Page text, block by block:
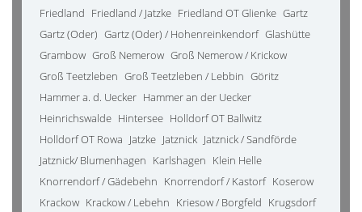
Friedland Friedland / Jatzke Friedland OT Glienke Gartz
Gartz (Oder) Gartz (Oder) / Hohenreinkendorf Glashütte
Grambow Groß Nemerow Groß Nemerow / Krickow
Groß Teetzleben Groß Teetzleben / Lebbin Göritz
Hammer a. d. Uecker Hammer an der Uecker
Heinrichswalde Hintersee Holldorf OT Ballwitz
Holldorf OT Rowa Jatzke Jatznick Jatznick / Sandförde
Jatznick/ Blumenhagen Karlshagen Klein Helle
Knorrendorf / Gädebehn Knorrendorf / Kastorf Koserow
Krackow Krackow / Lebehn Kriesow / Borgfeld Krugsdorf